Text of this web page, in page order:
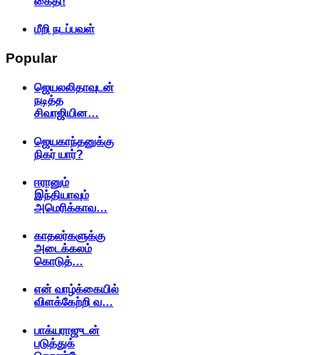
மீறி நடப்பவள்
Popular
ஜெயலலிதாவுடன்
நடித்த
சிவாஜியின…
ஜெயகாந்தனுக்கு
நிகர் யார்?
ஈரானும்
இந்தியாவும்
அமெரிக்காவ…
காதலர்களுக்கு
அடைக்கலம்
கொடுத்…
என் வாழ்க்கையில்
விளக்கேற்றி வ…
பாக்யராஜுடன்
படுத்துக்